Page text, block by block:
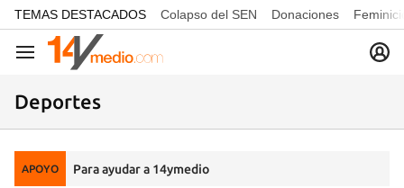
common.go-to-content
TEMAS DESTACADOS Colapso del SEN Donaciones
Navegación
Deportes
APOYO Para ayudar a 14ymedio